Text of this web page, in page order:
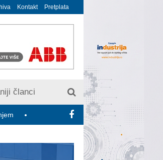
Kontakt Pretplata
članci
Minimalac 2027: Sindikati traže veće povećanje